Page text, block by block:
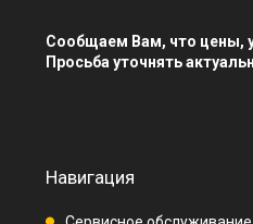
Сообщаем Вам, что цены,
Просьба уточнять
Навигация